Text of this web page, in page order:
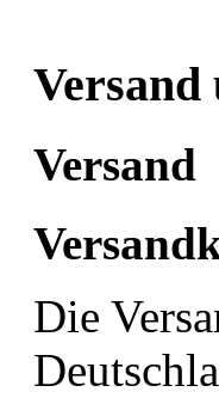
Versand
Versand
Die